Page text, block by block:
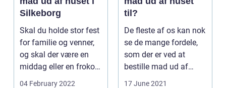
Silkeborg
Skal du holde stor fest
for familie og venner,
og skal der være en
middag eller en frokost
inkludere...
04 February 2022
til?
De fleste af os kan nok
se de mange fordele,
som der er ved at
bestille mad ud af
huset: Man får va...
17 June 2021